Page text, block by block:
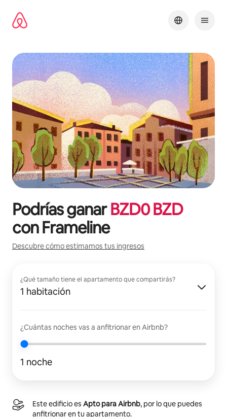
contenido
Podrías ganarBZD0BZD
conFrameline
Descubre cómo estimamos tus ingresos
¿Qué tamaño tiene el apartamento que compartirás?
1 habitación
¿Cuántas noches vas a anfitrionar en Airbnb?
1 noche
Este edificio es Apto para Airbnb, por lo que puedes
anfitrionar en tu apartamento.